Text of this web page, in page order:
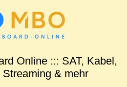
Online ::: SAT, Kabel,
Streaming & mehr